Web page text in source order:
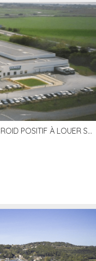
PLATEFORME LOGISTIQUE AVEC FROID POSITIF À LOUER SECTEUR NIORT (79)